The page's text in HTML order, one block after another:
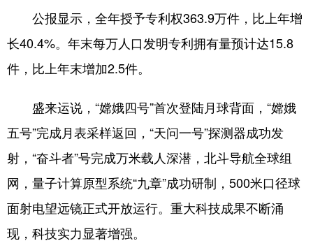
公报显示，全年授予专利权363.9万件，比上年增
长40.4%。年末每万人口发明专利拥有量预计达15.8
件，比上年末增加2.5件。
盛来运说，“嫦娥四号”首次登陆月球背面，“嫦娥
五号”完成月表采样返回，“天问一号”探测器成功发
射，“奋斗者”号完成万米载人深潜，北斗导航全球组
网，量子计算原型系统“九章”成功研制，500米口径球
面射电望远镜正式开放运行。重大科技成果不断涌
现，科技实力显著增强。